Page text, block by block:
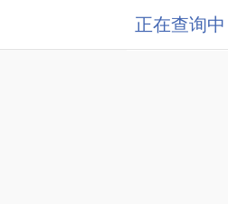
正在查询中